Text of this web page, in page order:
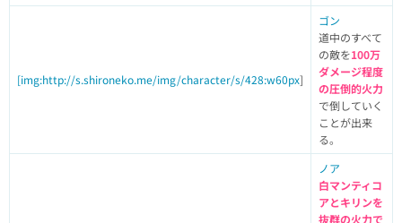
[img:http://s.shironeko.me/img/character/s/428:w60px]
ゴン
道中のすべて
の敵を100万
ダメージ程度
の圧倒的火力
で倒していく
ことが出来
る。
ノア
白マンティコ
アとキリンを
抜群の火力で